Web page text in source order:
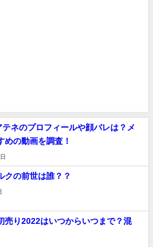
テネのプロフィールや顔バレは？メ
めの動画を調査！
クの前世は誰？？
売り2022はいつからいつまで？混